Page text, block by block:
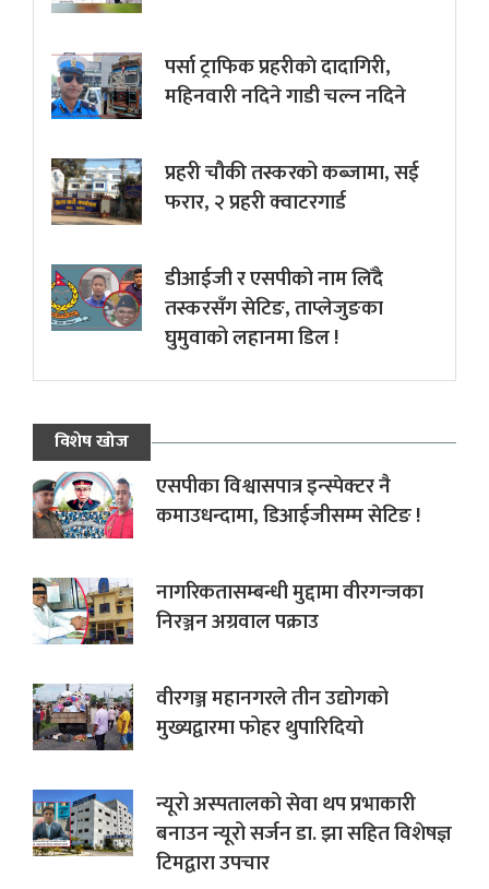
पर्सा ट्राफिक प्रहरीकाे दादागिरी,
महिनवारी नदिने गाडी चल्न नदिने
प्रहरी चौकी तस्करको कब्जामा, सई
फरार, २ प्रहरी क्वाटरगार्ड
डीआईजी र एसपीको नाम लिँदै
तस्करसँग सेटिङ, ताप्लेजुङका
घुमुवाको लहानमा डिल !
विशेष खोज
एसपीका विश्वासपात्र इन्स्पेक्टर नै
कमाउधन्दामा, डिआईजीसम्म सेटिङ !
नागरिकतासम्बन्धी मुद्दामा वीरगन्जका
निरञ्जन अग्रवाल पक्राउ
वीरगञ्ज महानगरले तीन उद्योगको
मुख्यद्वारमा फोहर थुपारिदियो
न्यूरो अस्पतालको सेवा थप प्रभाकारी
बनाउन न्यूरो सर्जन डा. झा सहित विशेषज्ञ
टिमद्वारा उपचार